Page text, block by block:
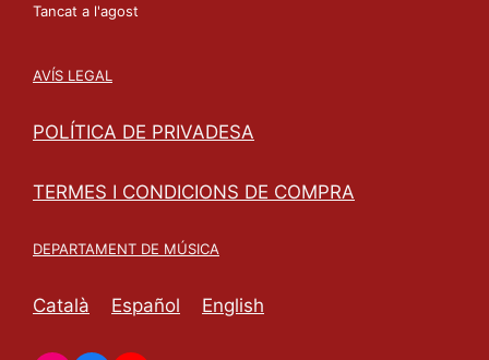
Tancat a l'agost
AVÍS LEGAL
POLÍTICA DE PRIVADESA
TERMES I CONDICIONS DE COMPRA
DEPARTAMENT DE MÚSICA
Català Español English